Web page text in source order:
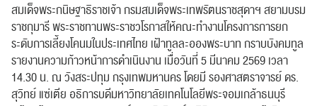
สมเด็จพระกนิษฐาธิราชเจ้า กรมสมเด็จพระเทพรัตนราชสุดาฯ สยามบรม
ราชกุมารี พระราชทานพระราชวโรกาสให้คณะทำงานโครงการการยก
ระดับการเลี้ยงโคนมในประเทศไทย เฝ้าทูลละอองพระบาท กราบบังคมทูล
รายงานความก้าวหน้าการดำเนินงาน เมื่อวันที่ 5 มีนาคม 2569 เวลา
14.30 น. ณ วังสระปทุม กรุงเทพมหานคร โดยมี รองศาสตราจารย์ ดร.
สุวิทย์ แซ่เตีย อธิการบดีมหาวิทยาลัยเทคโนโลยีพระจอมเกล้าธนบุรี